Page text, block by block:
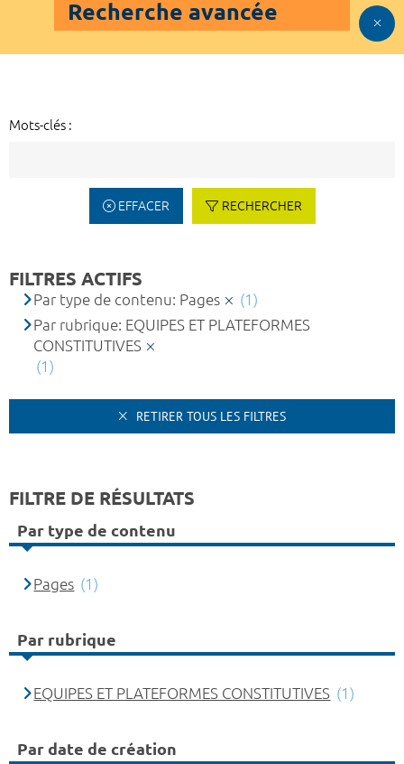
Recherche avancée
Mots-clés :
EFFACER RECHERCHER
FILTRES ACTIFS
Par type de contenu: Pages
(1)
Par rubrique: EQUIPES ET PLATEFORMES
CONSTITUTIVES
(1)
RETIRER TOUS LES FILTRES
FILTRE DE RÉSULTATS
Par type de contenu
Pages (1)
Par rubrique
EQUIPES ET PLATEFORMES CONSTITUTIVES (1)
Par date de création